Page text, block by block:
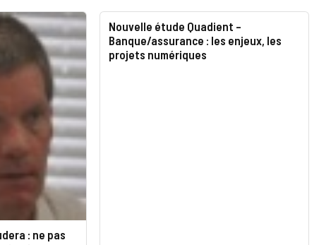
: ne pas
Nouvelle étude Quadient –
Banque/assurance : les enjeux, les
projets numériques